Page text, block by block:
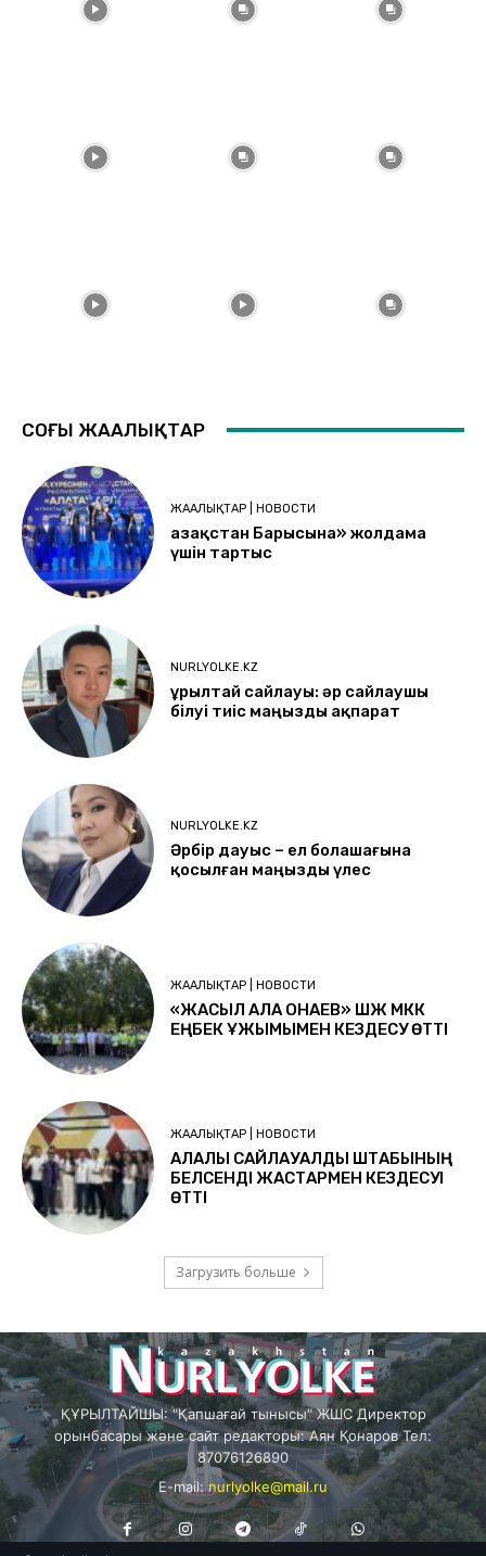
СОҢҒЫ ЖАҢАЛЫҚТАР
ЖАҢАЛЫҚТАР | НОВОСТИ
Қазақстан Барысына» жолдама
үшін тартыс
NURLYOLKE.KZ
Құрылтай сайлауы: әр сайлаушы
білуі тиіс маңызды ақпарат
NURLYOLKE.KZ
Әрбір дауыс – ел болашағына
қосылған маңызды үлес
ЖАҢАЛЫҚТАР | НОВОСТИ
«ЖАСЫЛ ҚАЛА ҚОНАЕВ» ШЖҚ МКК
ЕҢБЕК ҰЖЫМЫМЕН КЕЗДЕСУ ӨТТІ
ЖАҢАЛЫҚТАР | НОВОСТИ
ҚАЛАЛЫҚ САЙЛАУАЛДЫ ШТАБЫНЫҢ
БЕЛСЕНДІ ЖАСТАРМЕН КЕЗДЕСУІ
ӨТТІ
Загрузить больше
ҚҰРЫЛТАЙШЫ: "Қапшағай тынысы" ЖШС Директор
орынбасары және сайт редакторы: Аян Қонаров Тел:
87076126890
E-mail:nurlyolke@mail.ru